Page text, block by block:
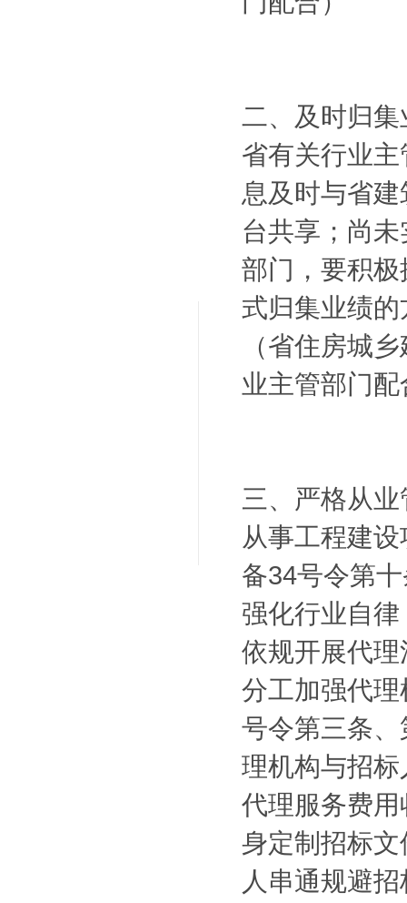
二、及时归集
省有关行业
息及时与省
台共享；尚
部门，要积
式归集业绩
（省住房城
业主管部门配
三、严格从业
从事工程建
备34号令第
强化行业自
依规开展代
分工加强代
号令第三条
理机构与招
代理服务费
身定制招标
人串通规避